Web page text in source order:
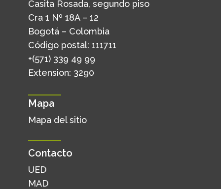
Casita Rosada, segundo piso
Cra 1 Nº 18A – 12
Bogotá – Colombia
Código postal: 111711
+(571) 339 49 99
Extension: 3290
Mapa
Mapa del sitio
Contacto
UED
MAD